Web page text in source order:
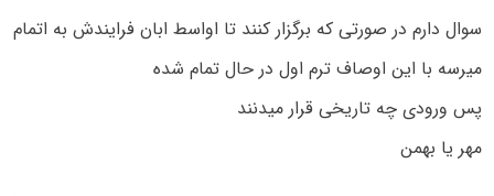
سوال دارم در صورتی که برگزار کنند تا اواسط ابان فرایندش به اتمام
میرسه با این اوصاف ترم اول در حال تمام شده
پس ورودی چه تاریخی قرار میدنند
مهر یا بهمن